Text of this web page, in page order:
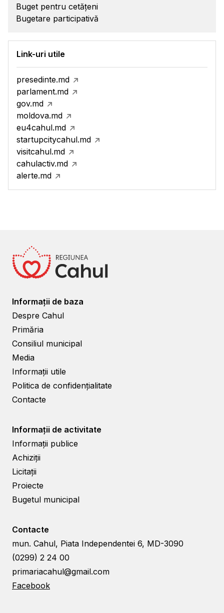
Buget pentru cetățeni
Bugetare participativă
Link-uri utile
presedinte.md
parlament.md
gov.md
moldova.md
eu4cahul.md
startupcitycahul.md
visitcahul.md
cahulactiv.md
alerte.md
Informații de baza
Despre Cahul
Primăria
Consiliul municipal
Media
Informații utile
Politica de confidențialitate
Contacte
Informații de activitate
Informații publice
Achiziții
Licitații
Proiecte
Bugetul municipal
Contacte
mun. Cahul, Piata Independentei 6, MD-3090
(0299) 2 24 00
primariacahul@gmail.com
Facebook